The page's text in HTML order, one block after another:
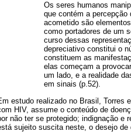
Os seres humanos
que contém a
acometido são
como portadores de um
curso dessas
depreciativo constitui o
constituem as
elas começam a
um lado, e a realidade
em sinais (p.52).
estudo realizado no Brasil, Torres
HIV, assume o conteúdo de
não ter se protegido; indignação e
sujeito suscita neste, o desejo de